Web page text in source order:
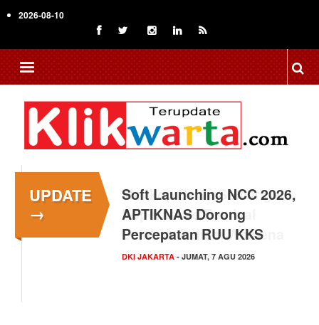
to
content
2026-08-10
UPDATE
→
Menkop Bawa Semangat
Koperasi ke Festival
Lembah Baliem Wamena
NASIONAL- JUMAT, 7 AGU 2026